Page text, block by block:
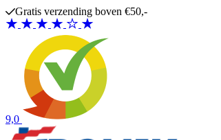
Ga naar de inhoud
Gratis verzending boven €50,-
9,0